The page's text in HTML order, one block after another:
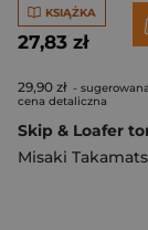
KSIĄŻKA
27,83 zł
29,90 zł - sugerowana
cena detaliczna
Misaki